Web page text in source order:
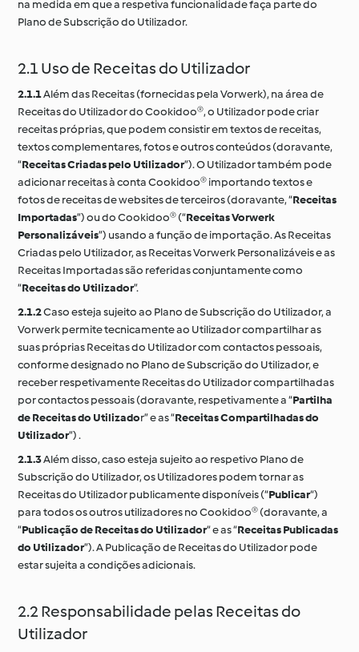
na medida em que a respetiva funcionalidade faça parte do
Plano de Subscrição do Utilizador.
2.1 Uso de Receitas do Utilizador
2.1.1Além das Receitas (fornecidas pela Vorwerk), na área de
Receitas do Utilizador do Cookidoo®, o Utilizador pode criar
receitas próprias, que podem consistir em textos de receitas,
textos complementares, fotos e outros conteúdos (doravante,
“Receitas Criadas pelo Utilizador”). O Utilizador também pode
adicionar receitas à conta Cookidoo® importando textos e
fotos de receitas de websites de terceiros (doravante, “Receitas
Importadas”) ou do Cookidoo® (“Receitas Vorwerk
Personalizáveis”) usando a função de importação. As Receitas
Criadas pelo Utilizador, as Receitas Vorwerk Personalizáveis e as
Receitas Importadas são referidas conjuntamente como
“Receitas do Utilizador”.
2.1.2Caso esteja sujeito ao Plano de Subscrição do Utilizador, a
Vorwerk permite tecnicamente ao Utilizador compartilhar as
suas próprias Receitas do Utilizador com contactos pessoais,
conforme designado no Plano de Subscrição do Utilizador, e
receber respetivamente Receitas do Utilizador compartilhadas
por contactos pessoais (doravante, respetivamente a “Partilha
de Receitas do Utilizador” e as “Receitas Compartilhadas do
Utilizador”) .
2.1.3Além disso, caso esteja sujeito ao respetivo Plano de
Subscrição do Utilizador, os Utilizadores podem tornar as
Receitas do Utilizador publicamente disponíveis (“Publicar“)
para todos os outros utilizadores no Cookidoo® (doravante, a
“Publicação de Receitas do Utilizador“ e as “Receitas Publicadas
do Utilizador”). A Publicação de Receitas do Utilizador pode
estar sujeita a condições adicionais.
2.2 Responsabilidade pelas Receitas do
Utilizador